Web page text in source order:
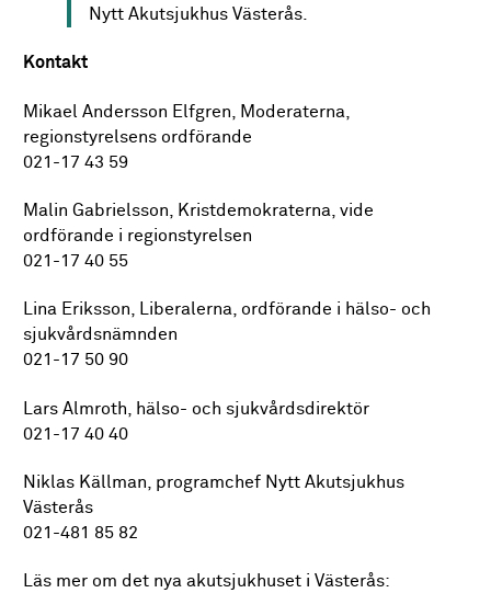
Nytt Akutsjukhus Västerås.
Kontakt
Mikael Andersson Elfgren, Moderaterna,
regionstyrelsens ordförande
021-17 43 59
Malin Gabrielsson, Kristdemokraterna, vide
ordförande i regionstyrelsen
021-17 40 55
Lina Eriksson, Liberalerna, ordförande i hälso- och
sjukvårdsnämnden
021-17 50 90
Lars Almroth, hälso- och sjukvårdsdirektör
021-17 40 40
Niklas Källman, programchef Nytt Akutsjukhus
Västerås
021-481 85 82
Läs mer om det nya akutsjukhuset i Västerås: